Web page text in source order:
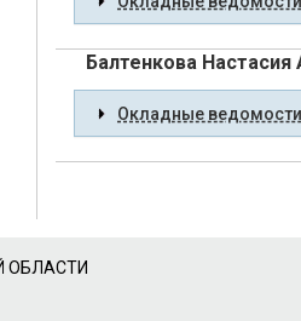
Балтенкова Настасия
Окладные
ОБЛАСТИ